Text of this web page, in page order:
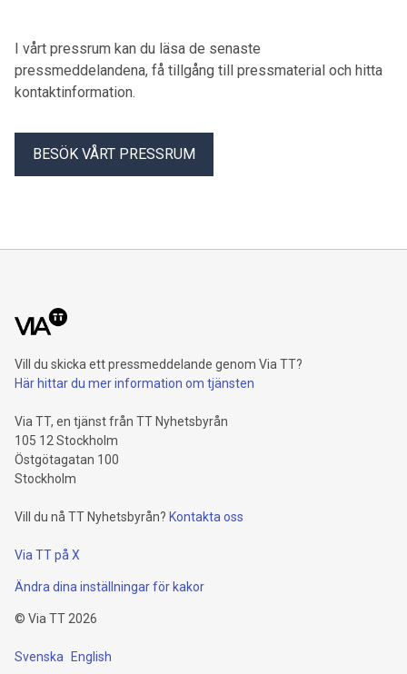
I vårt pressrum kan du läsa de senaste
pressmeddelandena, få tillgång till pressmaterial och hitta
kontaktinformation.
BESÖK VÅRT PRESSRUM
Vill du skicka ett pressmeddelande genom Via TT?
Här hittar du mer information om tjänsten
Via TT, en tjänst från TT Nyhetsbyrån
105 12 Stockholm
Östgötagatan 100
Stockholm
Vill du nå TT Nyhetsbyrån? Kontakta oss
Via TT på X
Ändra dina inställningar för kakor
© Via TT 2026
Svenska English